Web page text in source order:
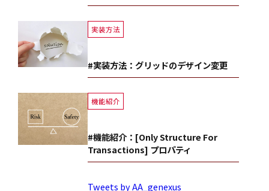
実装方法
#実装方法：グリッドのデザイン変更
機能紹介
#機能紹介：[Only Structure For
Transactions] プロパティ
Tweets by AA_genexus